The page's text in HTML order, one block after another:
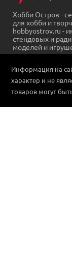
Хобби Остров -
для хобби и
hobbyostrov.ru -
стендовых и
моделей и
Информация на
характер и не
товаров могут